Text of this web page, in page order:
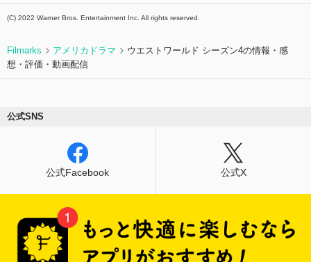
(C) 2022 Warner Bros. Entertainment Inc. All rights reserved.
Filmarks アメリカドラマ
ウエストワールド シーズン4の情報・感
想・評価・動画配信
公式SNS
公式Facebook 公式X